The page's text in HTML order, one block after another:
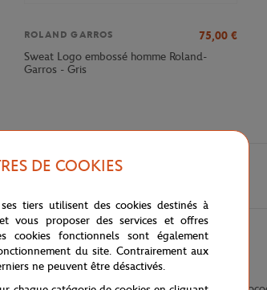
ROLAND GARROS 75,00 €
Sweat Logo embossé homme Roland-
Garros - Gris
DE COOKIES
tiers utilisent des cookies destinés à
vous proposer des services et offres
cookies fonctionnels sont également
du site. Contrairement aux
ne peuvent être désactivés.